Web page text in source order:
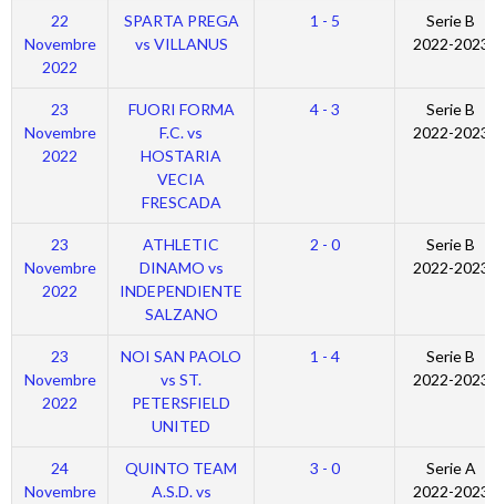
22
Novembre
2022
SPARTA PREGA
vs VILLANUS
1 - 5
Serie B
2022-2023
23
Novembre
2022
FUORI FORMA
F.C. vs
HOSTARIA
VECIA
FRESCADA
4 - 3
Serie B
2022-2023
23
Novembre
2022
ATHLETIC
DINAMO vs
INDEPENDIENTE
SALZANO
2 - 0
Serie B
2022-2023
23
Novembre
2022
NOI SAN PAOLO
vs ST.
PETERSFIELD
UNITED
1 - 4
Serie B
2022-2023
24
Novembre
QUINTO TEAM
A.S.D. vs
3 - 0
Serie A
2022-2023